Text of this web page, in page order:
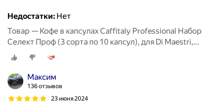
Недостатки: Нет
Товар — Кофе в капсулах Caffitaly Professional Набор
Селект Проф (3 сорта по 10 капсул), для Di Maestri,
Caffitaly, Paulig, Tchibo Cafissimo
Максим
136 отзывов
23 июня 2024